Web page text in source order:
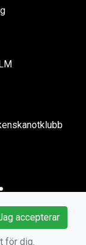
accepterar
för dig.